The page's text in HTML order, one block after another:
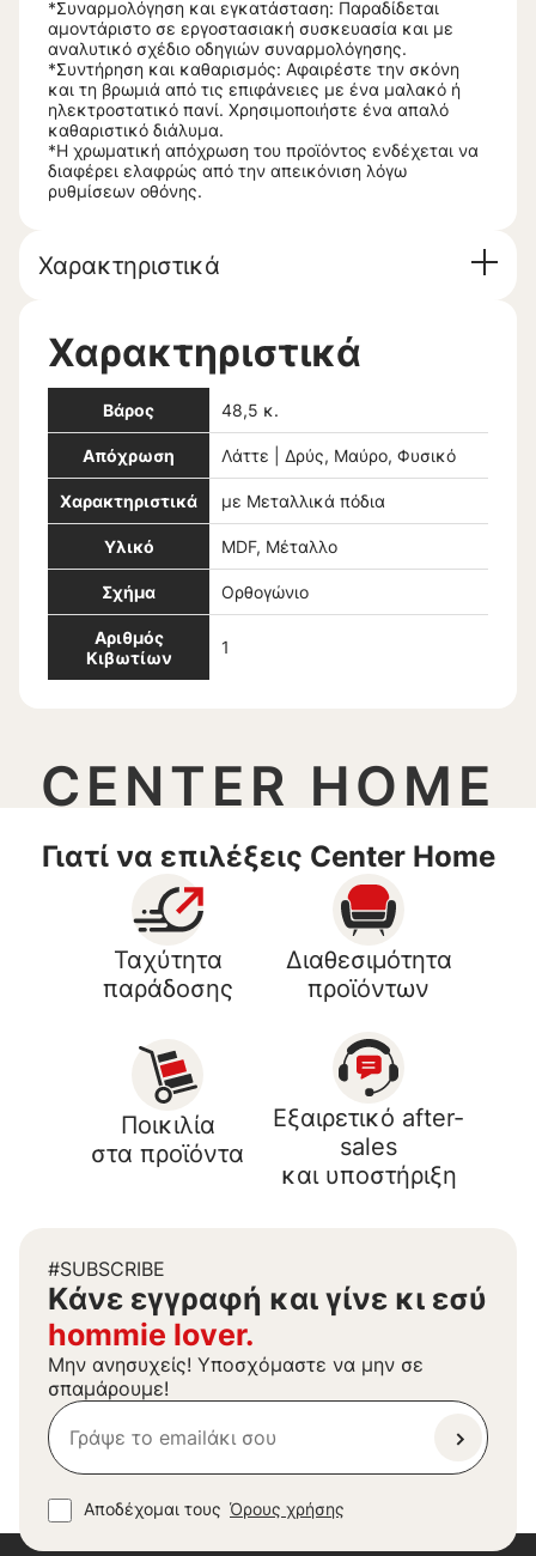
*Συναρμολόγηση και εγκατάσταση: Παραδίδεται
αμοντάριστο σε εργοστασιακή συσκευασία και με
αναλυτικό σχέδιο οδηγιών συναρμολόγησης.
*Συντήρηση και καθαρισμός: Αφαιρέστε την σκόνη
και τη βρωμιά από τις επιφάνειες με ένα μαλακό ή
ηλεκτροστατικό πανί. Χρησιμοποιήστε ένα απαλό
καθαριστικό διάλυμα.
*Η χρωματική απόχρωση του προϊόντος ενδέχεται να
διαφέρει ελαφρώς από την απεικόνιση λόγω
ρυθμίσεων οθόνης.
Χαρακτηριστικά
Χαρακτηριστικά
Βάρος 48,5 κ.
Απόχρωση Λάττε | Δρύς, Μαύρο, Φυσικό
Χαρακτηριστικά με Μεταλλικά πόδια
Υλικό MDF, Μέταλλο
Σχήμα Ορθογώνιο
Αριθμός
Κιβωτίων
1
CENTER HOME
Γιατί να επιλέξεις Center Home
Ταχύτητα
παράδοσης
Διαθεσιμότητα
προϊόντων
Ποικιλία
στα προϊόντα
Εξαιρετικό after-
sales
και υποστήριξη
#SUBSCRIBE
Kάνε εγγραφή και γίνε κι εσύ
hommie lover.
Μην ανησυχείς! Υποσχόμαστε να μην σε
σπαμάρουμε!
Αποδέχομαι τους Όρους χρήσης